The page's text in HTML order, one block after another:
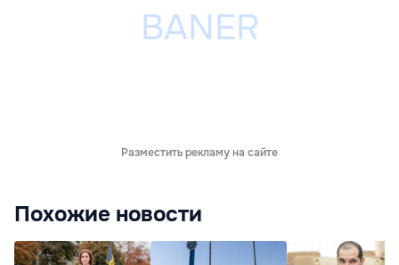
Разместить рекламу на сайте
Похожие новости